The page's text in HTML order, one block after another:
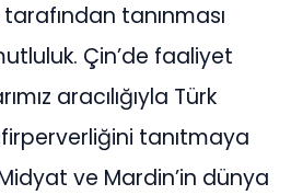
tanınması
Çin’de faaliyet
aracılığıyla Türk
tanıtmaya
ve Mardin’in dünya